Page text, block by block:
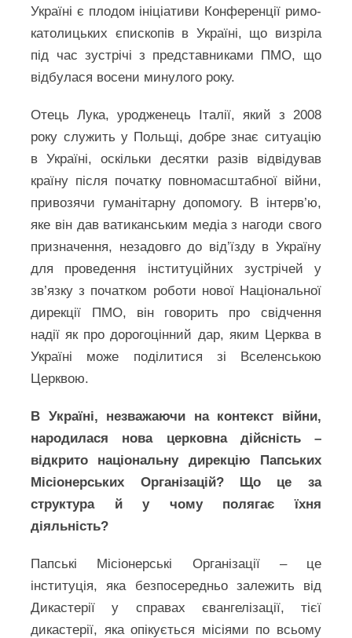
Україні є плодом ініціативи Конференції римо-
католицьких єпископів в Україні, що визріла
під час зустрічі з представниками ПМО, що
відбулася восени минулого року.
Отець Лука, уродженець Італії, який з 2008
року служить у Польщі, добре знає ситуацію
в Україні, оскільки десятки разів відвідував
країну після початку повномасштабної війни,
привозячи гуманітарну допомогу. В інтерв’ю,
яке він дав ватиканським медіа з нагоди свого
призначення, незадовго до від’їзду в Україну
для проведення інституційних зустрічей у
зв’язку з початком роботи нової Національної
дирекції ПМО, він говорить про свідчення
надії як про дорогоцінний дар, яким Церква в
Україні може поділитися зі Вселенською
Церквою.
В Україні, незважаючи на контекст війни,
народилася нова церковна дійсність –
відкрито національну дирекцію Папських
Місіонерських Організацій? Що це за
структура й у чому полягає їхня
діяльність?
Папські Місіонерські Організації – це
інституція, яка безпосередньо залежить від
Дикастерії у справах євангелізації, тієї
дикастерії, яка опікується місіями по всьому